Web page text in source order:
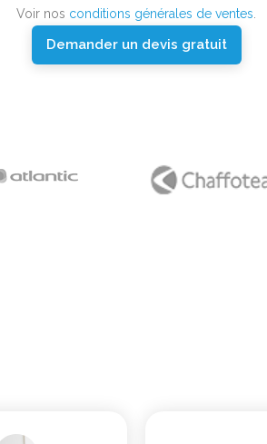
Voir nos conditions générales de ventes.
Demander un devis gratuit